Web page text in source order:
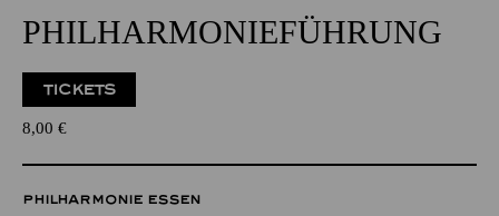
PHILHARMONIE­FÜHRUNG
TICKETS
8,00 €
PHILHARMONIE ESSEN